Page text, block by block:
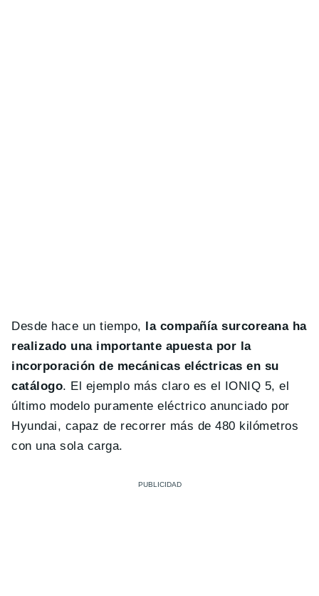
Desde hace un tiempo, la compañía surcoreana ha
realizado una importante apuesta por la
incorporación de mecánicas eléctricas en su
catálogo. El ejemplo más claro es el IONIQ 5, el
último modelo puramente eléctrico anunciado por
Hyundai, capaz de recorrer más de 480 kilómetros
con una sola carga.